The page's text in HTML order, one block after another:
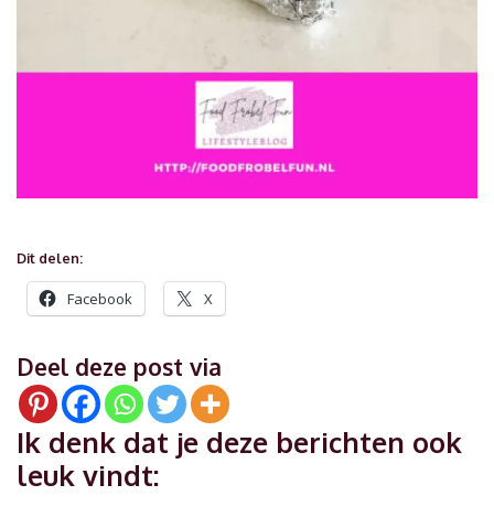
Dit delen:
Facebook X
Deel deze post via
Ik denk dat je deze berichten ook
leuk vindt: